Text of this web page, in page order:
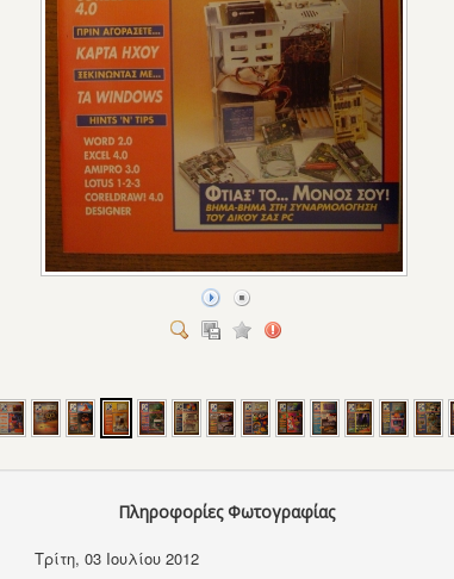
Πληροφορίες Φωτογραφίας
Τρίτη, 03 Ιουλίου 2012